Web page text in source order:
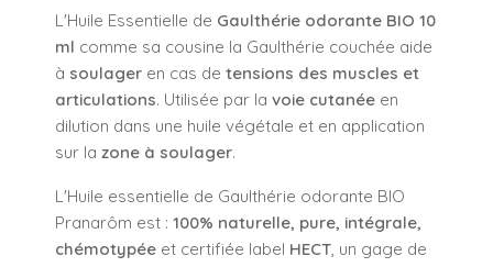
L'Huile Essentielle de Gaulthérie odorante BIO 10
ml comme sa cousine la Gaulthérie couchée aide
à soulager en cas de tensions des muscles et
articulations. Utilisée par la voie cutanée en
dilution dans une huile végétale et en application
sur la zone à soulager.
L'Huile essentielle de Gaulthérie odorante BIO
Pranarôm est : 100% naturelle, pure, intégrale,
chémotypée et certifiée label HECT, un gage de